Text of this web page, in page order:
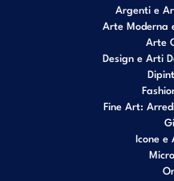
Argenti e
Arte Moderna
Arte
Design e Arti
Fine Art:
Icone e